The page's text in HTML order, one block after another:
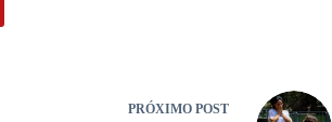
PRÓXIMO POST